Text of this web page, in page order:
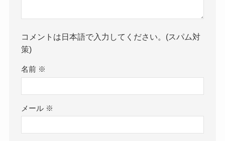
コメントは日本語で入力してください。(スパム対
策)
名前 ※
メール ※